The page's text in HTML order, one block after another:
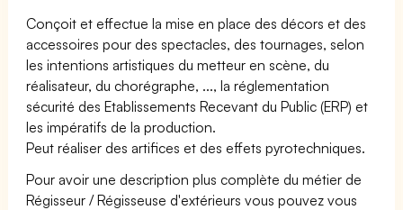
Conçoit et effectue la mise en place des décors et des
accessoires pour des spectacles, des tournages, selon
les intentions artistiques du metteur en scène, du
réalisateur, du chorégraphe, ..., la réglementation
sécurité des Etablissements Recevant du Public (ERP) et
les impératifs de la production.
Peut réaliser des artifices et des effets pyrotechniques.
Pour avoir une description plus complète du métier de
Régisseur / Régisseuse d'extérieurs vous pouvez vous